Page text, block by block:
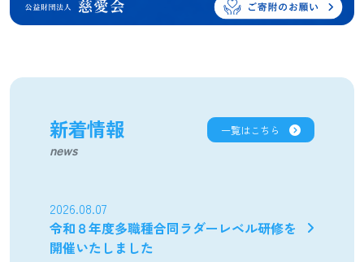
新着情報
news
一覧はこちら
2026.08.07
令和８年度多職種合同ラダーレベル研修を
開催いたしました